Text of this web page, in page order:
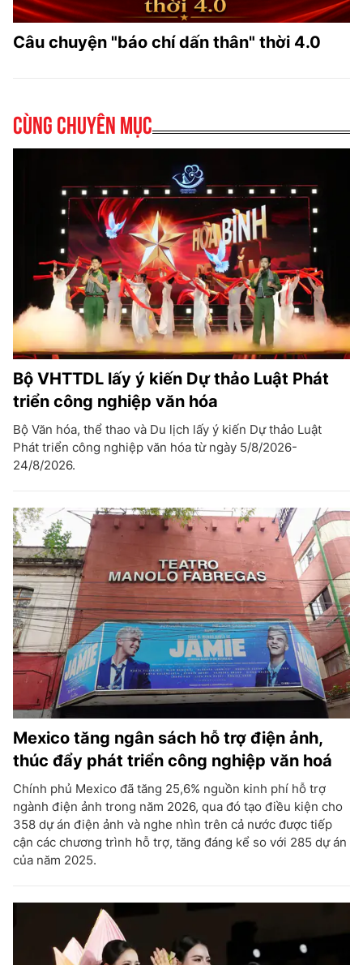
Câu chuyện "báo chí dấn thân" thời 4.0
Cùng chuyên mục
Bộ VHTTDL lấy ý kiến Dự thảo Luật Phát
triển công nghiệp văn hóa
Bộ Văn hóa, thể thao và Du lịch lấy ý kiến Dự thảo Luật
Phát triển công nghiệp văn hóa từ ngày 5/8/2026-
24/8/2026.
Mexico tăng ngân sách hỗ trợ điện ảnh,
thúc đẩy phát triển công nghiệp văn hoá
Chính phủ Mexico đã tăng 25,6% nguồn kinh phí hỗ trợ
ngành điện ảnh trong năm 2026, qua đó tạo điều kiện cho
358 dự án điện ảnh và nghe nhìn trên cả nước được tiếp
cận các chương trình hỗ trợ, tăng đáng kể so với 285 dự án
của năm 2025.